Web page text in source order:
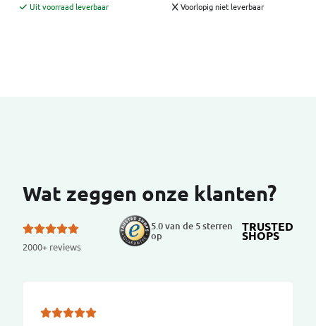
Uit voorraad leverbaar Voorlopig niet leverbaar
Wat zeggen onze klanten?
2000+ reviews
5.0 van de 5 sterren
op
TRUSTED
SHOPS